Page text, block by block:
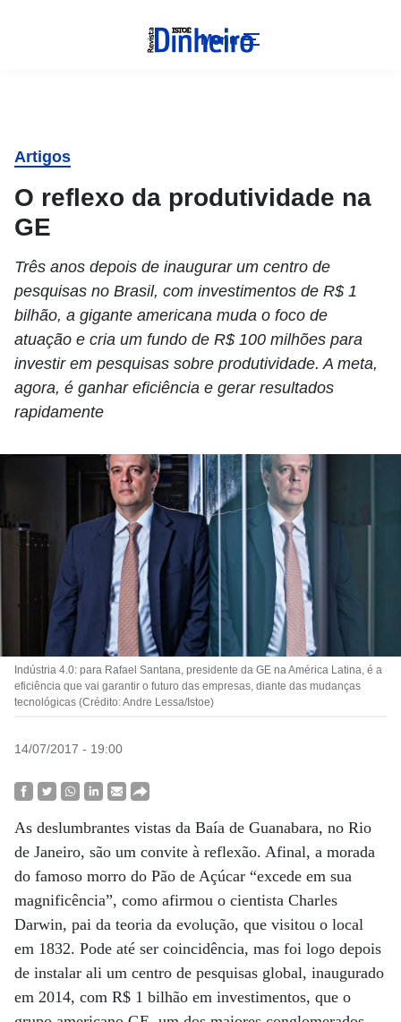
Menu
Artigos
O reflexo da produtividade na
GE
Três anos depois de inaugurar um centro de
pesquisas no Brasil, com investimentos de R$ 1
bilhão, a gigante americana muda o foco de
atuação e cria um fundo de R$ 100 milhões para
investir em pesquisas sobre produtividade. A meta,
agora, é ganhar eficiência e gerar resultados
rapidamente
Indústria 4.0: para Rafael Santana, presidente da GE na América Latina, é a
eficiência que vai garantir o futuro das empresas, diante das mudanças
tecnológicas (Crédito: Andre Lessa/Istoe)
14/07/2017 - 19:00
As deslumbrantes vistas da Baía de Guanabara, no Rio
de Janeiro, são um convite à reflexão. Afinal, a morada
do famoso morro do Pão de Açúcar “excede em sua
magnificência”, como afirmou o cientista Charles
Darwin, pai da teoria da evolução, que visitou o local
em 1832. Pode até ser coincidência, mas foi logo depois
de instalar ali um centro de pesquisas global, inaugurado
em 2014, com R$ 1 bilhão em investimentos, que o